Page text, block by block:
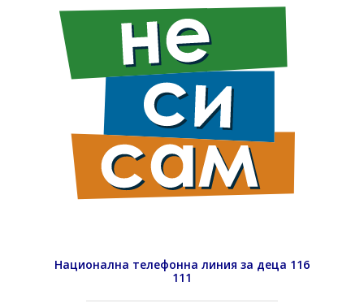
Национална телефонна линия за деца 116
111